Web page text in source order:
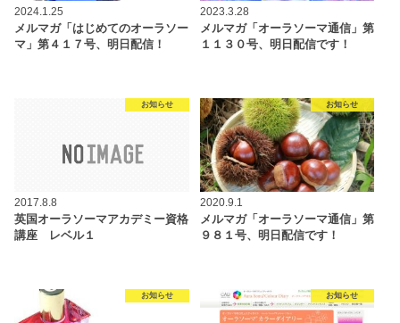
2024.1.25
メルマガ「はじめてのオーラソー
マ」第４１７号、明日配信！
2023.3.28
メルマガ「オーラソーマ通信」第
１１３０号、明日配信です！
お知らせ
2017.8.8
英国オーラソーマアカデミー資格
講座 レベル１
お知らせ
2020.9.1
メルマガ「オーラソーマ通信」第
９８１号、明日配信です！
お知らせ お知らせ